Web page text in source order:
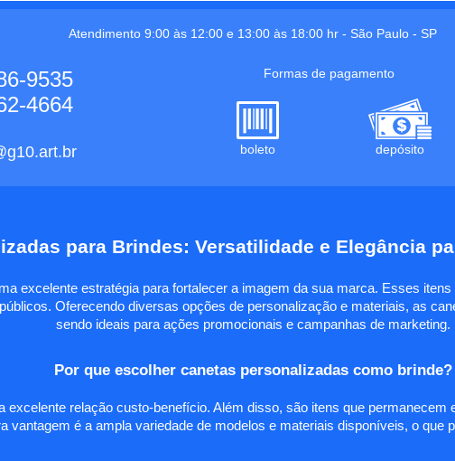
Atendimento 9:00 às 12:00 e 13:00 às 18:00 hr - São Paulo - SP
9535
4664
Formas de pagamento
boleto depósito
para Brindes: Versatilidade e Elegância
excelente estratégia para fortalecer a imagem da sua marca. Esses
Oferecendo diversas opções de personalização e materiais, as
sendo ideais para ações promocionais e campanhas de marketing.
Por que escolher canetas personalizadas como brinde?
relação custo-benefício. Além disso, são itens que
vantagem é a ampla variedade de modelos e materiais disponíveis, o que